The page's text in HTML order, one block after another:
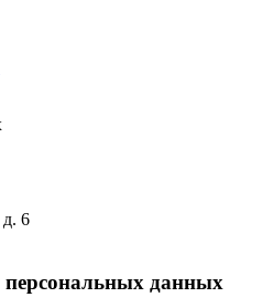
6
персональных данных